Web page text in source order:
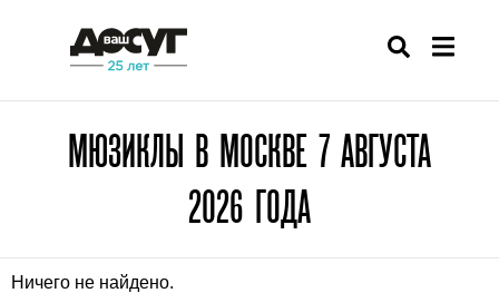
МЮЗИКЛЫ В МОСКВЕ 7 АВГУСТА
2026 ГОДА
Ничего не найдено.